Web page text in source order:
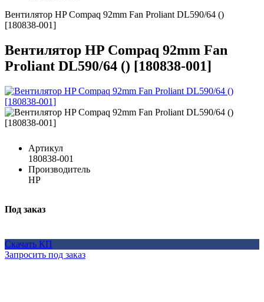
Вентилятор HP Compaq 92mm Fan Proliant DL590/64 ()
[180838-001]
Вентилятор HP Compaq 92mm Fan
Proliant DL590/64 () [180838-001]
Артикул
180838-001
Производитель
HP
Под заказ
Скачать КП
Запросить под заказ